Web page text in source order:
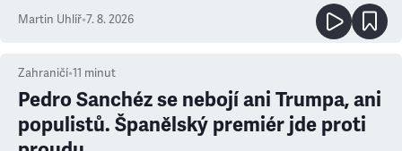
Martin Uhlíř•7. 8. 2026
Zahraničí•11 minut
Pedro Sanchéz se nebojí ani Trumpa, ani
populistů. Španělský premiér jde proti